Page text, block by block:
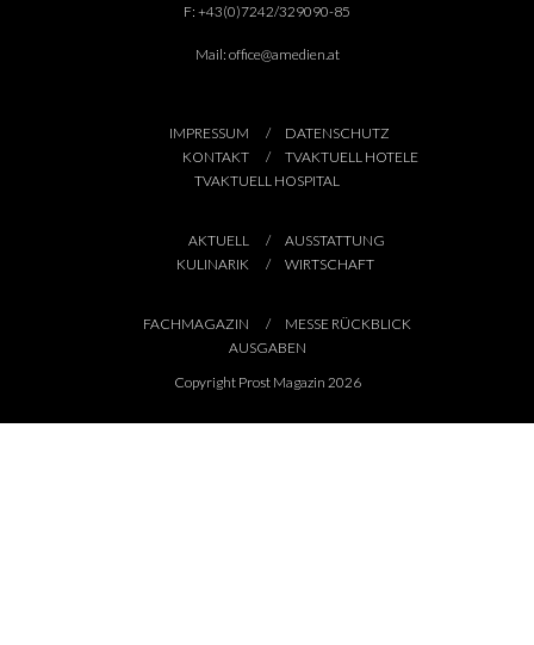
F: +43(0)7242/329090-85
Mail: office@amedien.at
IMPRESSUM
DATENSCHUTZ
KONTAKT
TVAKTUELL HOTELE
TVAKTUELL HOSPITAL
AKTUELL
AUSSTATTUNG
KULINARIK
WIRTSCHAFT
FACHMAGAZIN
MESSE RÜCKBLICK
AUSGABEN
Copyright Prost Magazin 2026